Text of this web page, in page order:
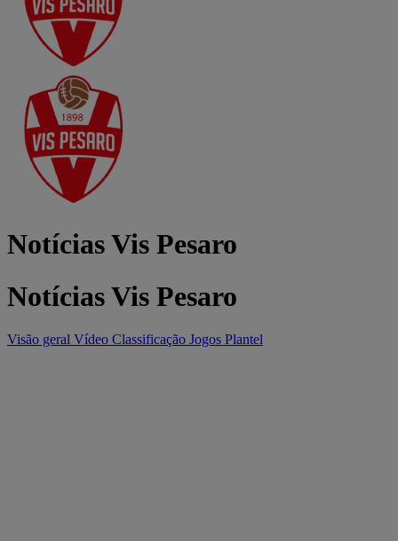
Notícias Vis Pesaro
Notícias Vis Pesaro
Visão geral Vídeo Classificação Jogos Plantel